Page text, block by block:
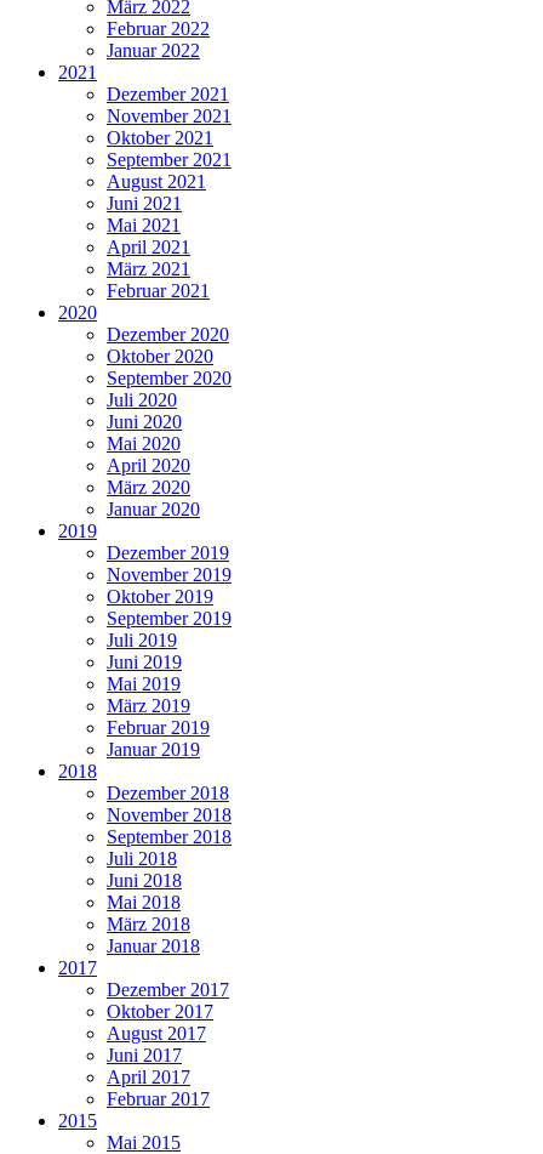
März 2022
Februar 2022
Januar 2022
2021
Dezember 2021
November 2021
Oktober 2021
September 2021
August 2021
Juni 2021
Mai 2021
April 2021
März 2021
Februar 2021
2020
Dezember 2020
Oktober 2020
September 2020
Juli 2020
Juni 2020
Mai 2020
April 2020
März 2020
Januar 2020
2019
Dezember 2019
November 2019
Oktober 2019
September 2019
Juli 2019
Juni 2019
Mai 2019
März 2019
Februar 2019
Januar 2019
2018
Dezember 2018
November 2018
September 2018
Juli 2018
Juni 2018
Mai 2018
März 2018
Januar 2018
2017
Dezember 2017
Oktober 2017
August 2017
Juni 2017
April 2017
Februar 2017
2015
Mai 2015